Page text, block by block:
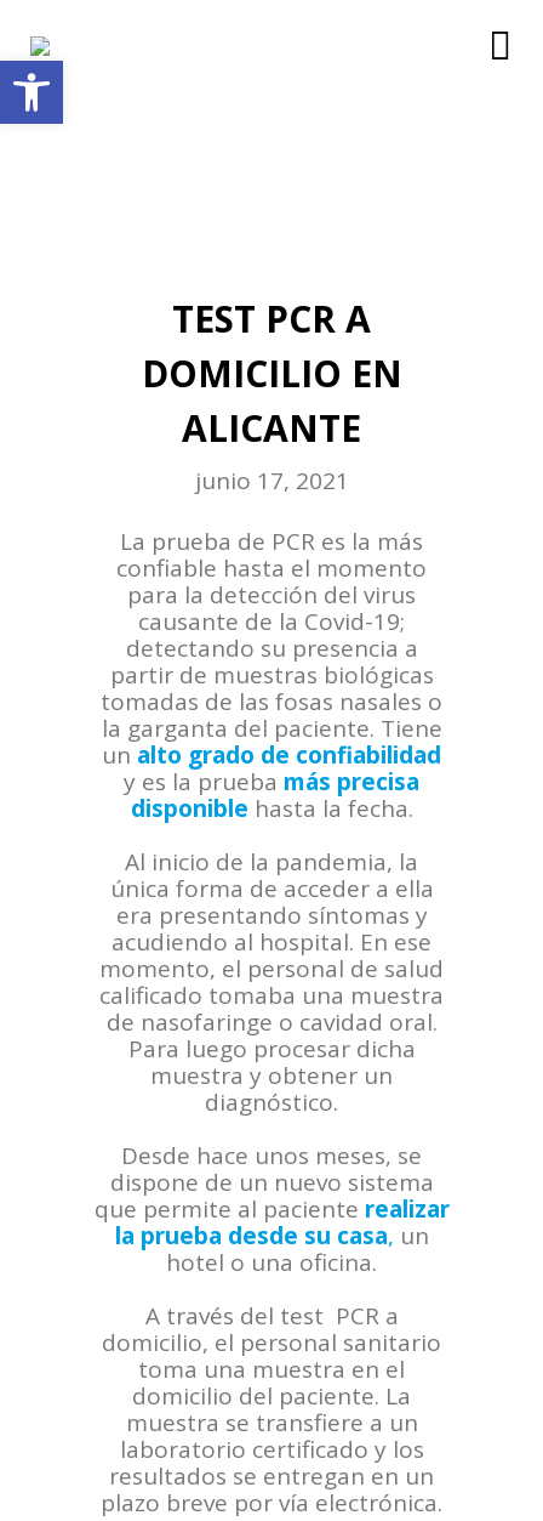
TEST PCR A
DOMICILIO EN
ALICANTE
junio 17, 2021
La prueba de PCR es la más
confiable hasta el momento
para la detección del virus
causante de la Covid-19;
detectando su presencia a
partir de muestras biológicas
tomadas de las fosas nasales o
la garganta del paciente. Tiene
un alto grado de confiabilidad
y es la prueba más precisa
disponible hasta la fecha.
Al inicio de la pandemia, la
única forma de acceder a ella
era presentando síntomas y
acudiendo al hospital. En ese
momento, el personal de salud
calificado tomaba una muestra
de nasofaringe o cavidad oral.
Para luego procesar dicha
muestra y obtener un
diagnóstico.
Desde hace unos meses, se
dispone de un nuevo sistema
que permite al paciente realizar
la prueba desde su casa, un
hotel o una oficina.
A través del test PCR a
domicilio, el personal sanitario
toma una muestra en el
domicilio del paciente. La
muestra se transfiere a un
laboratorio certificado y los
resultados se entregan en un
plazo breve por vía electrónica.
Abrir barra de herramientas